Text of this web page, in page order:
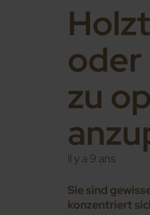
oder
zu
il y a 9 ans
Sie sind
konzentriert